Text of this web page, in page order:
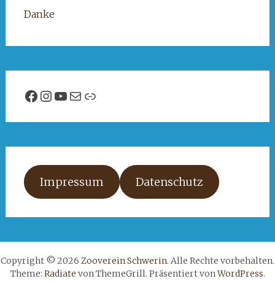
Danke
Facebook
Instagram
YouTube
E-MailLink
Impressum Datenschutz
Copyright © 2026 Zooverein Schwerin. Alle Rechte vorbehalten.
Theme: Radiate von ThemeGrill. Präsentiert vonWordPress.